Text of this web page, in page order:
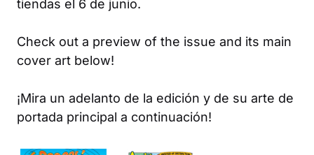
tiendas el 6 de junio.
Check out a preview of the issue and its main
cover art below!
¡Mira un adelanto de la edición y de su arte de
portada principal a continuación!